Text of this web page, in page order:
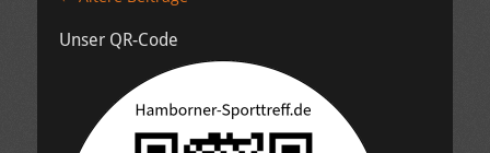
Unser QR-Code